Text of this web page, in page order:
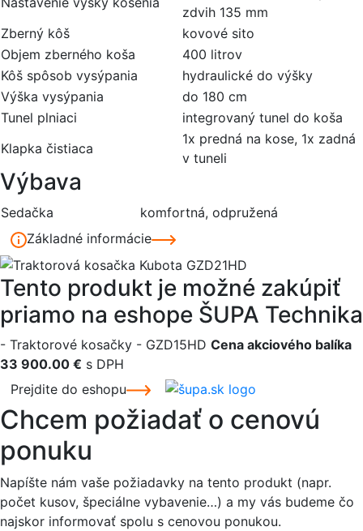
zdvih 135 mm
Zberný kôš
kovové sito
Objem zberného koša
400 litrov
Kôš spôsob vysýpania
hydraulické do výšky
Výška vysýpania
do 180 cm
Tunel plniaci
integrovaný tunel do koša
Klapka čistiaca
1x predná na kose, 1x zadná
v tuneli
Výbava
Sedačka
komfortná, odpružená
Základné informácie
Tento produkt je možné zakúpiť
priamo na eshope ŠUPA Technika
- Traktorové kosačky - GZD15HD Cena akciového balíka
33 900.00 € s DPH
Prejdite do eshopu
Chcem požiadať o cenovú
ponuku
Napíšte nám vaše požiadavky na tento produkt (napr.
počet kusov, špeciálne vybavenie…) a my vás budeme čo
najskor informovať spolu s cenovou ponukou.